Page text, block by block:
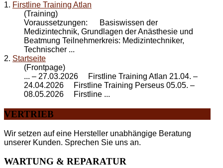
1. Firstline Training Atlan
(Training)
Voraussetzungen: Basiswissen der
Medizintechnik, Grundlagen der Anästhesie und
Beatmung Teilnehmerkreis: Medizintechniker,
Technischer ...
2. Startseite
(Frontpage)
... – 27.03.2026
Firstline Training Atlan 21.04. –
24.04.2026 Firstline Training Perseus 05.05. –
08.05.2026 Firstline ...
VERTRIEB
Wir setzen auf eine Hersteller unabhängige Beratung
unserer Kunden. Sprechen Sie uns an.
WARTUNG & REPARATUR